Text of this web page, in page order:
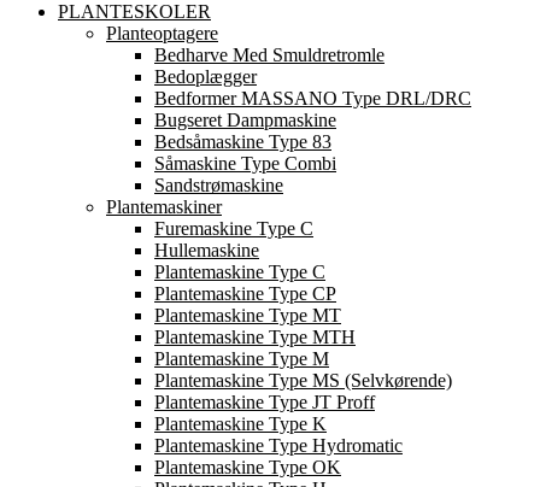
PLANTESKOLER
Planteoptagere
Bedharve Med Smuldretromle
Bedoplægger
Bedformer MASSANO Type DRL/DRC
Bugseret Dampmaskine
Bedsåmaskine Type 83
Såmaskine Type Combi
Sandstrømaskine
Plantemaskiner
Furemaskine Type C
Hullemaskine
Plantemaskine Type C
Plantemaskine Type CP
Plantemaskine Type MT
Plantemaskine Type MTH
Plantemaskine Type M
Plantemaskine Type MS (Selvkørende)
Plantemaskine Type JT Proff
Plantemaskine Type K
Plantemaskine Type Hydromatic
Plantemaskine Type OK